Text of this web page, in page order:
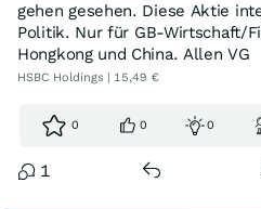
gehen gesehen. Diese Aktie
Politik. Nur für GB-Wirtschaft/
Hongkong und China. Allen VG
HSBC Holdings | 15,49 €
0 0 0
1